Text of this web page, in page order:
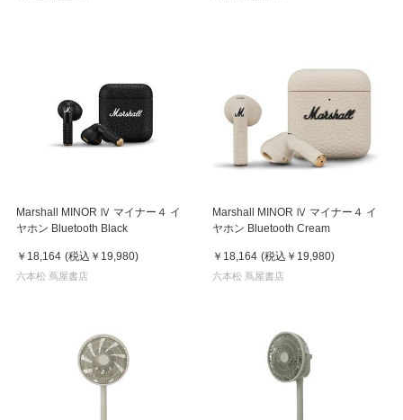
Marshall MINOR Ⅳ マイナー４ イ
ヤホン Bluetooth Black
￥18,164 (税込 ￥19,980)
六本松 蔦屋書店
Marshall MINOR Ⅳ マイナー４ イ
ヤホン Bluetooth Cream
￥18,164 (税込 ￥19,980)
六本松 蔦屋書店